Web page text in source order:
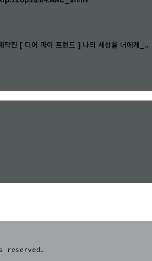
작진 [ 디어 마이 프렌드 ] 나의 세상을 너에게_..
reserved.